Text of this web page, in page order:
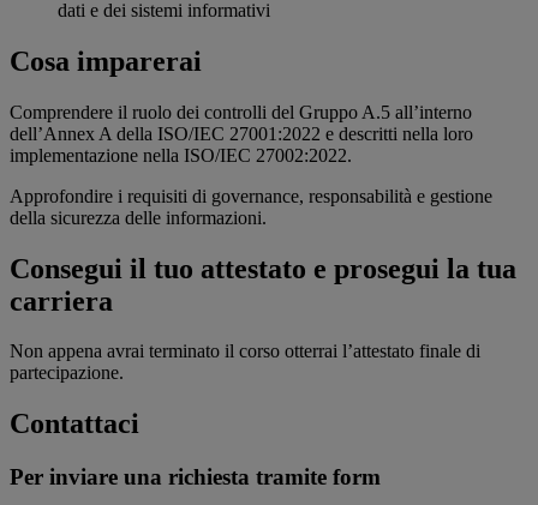
dati e dei sistemi informativi
Cosa imparerai
Comprendere il ruolo dei controlli del Gruppo A.5 all’interno
dell’Annex A della ISO/IEC 27001:2022 e descritti nella loro
implementazione nella ISO/IEC 27002:2022.
Approfondire i requisiti di governance, responsabilità e gestione
della sicurezza delle informazioni.
Consegui il tuo attestato e prosegui la tua
carriera
Non appena avrai terminato il corso otterrai l’attestato finale di
partecipazione.
Contattaci
Per inviare una richiesta tramite form